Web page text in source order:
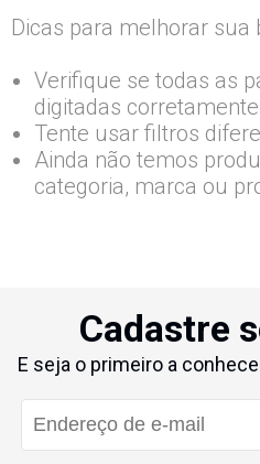
Dicas para melhorar sua
Verifique se todas as
digitadas
Tente usar filtros
Ainda não temos
categoria, marca ou
Cadastre
E seja o primeiro a